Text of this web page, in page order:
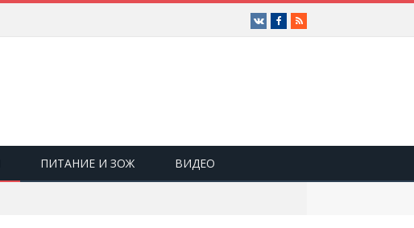
Vk Facebook
RSS
ПИТАНИЕ И ЗОЖ ВИДЕО